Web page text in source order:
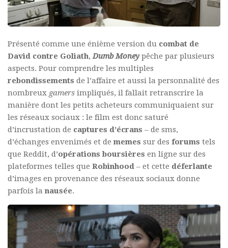
Présenté comme une énième version du combat de
David contre Goliath,Dumb Money pêche par plusieurs
aspects. Pour comprendre les multiples
rebondissements de l’affaire et aussi la personnalité des
nombreux gamers impliqués, il fallait retranscrire la
manière dont les petits acheteurs communiquaient sur
les réseaux sociaux : le film est donc saturé
d’incrustation de captures d’écrans – de sms,
d’échanges envenimés et dememes sur des forums tels
que Reddit, d’opérations boursières en ligne sur des
plateformes telles que Robinhood – et cette déferlante
d’images en provenance des réseaux sociaux donne
parfois lanausée.